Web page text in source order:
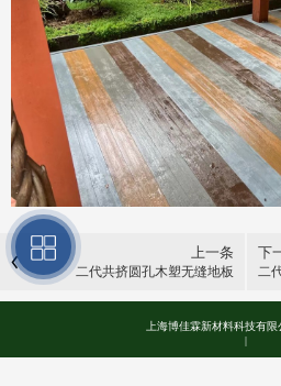
上一条
二代共挤圆孔木塑无缝地板
下
二
上海博佳霖新材料科技有
|